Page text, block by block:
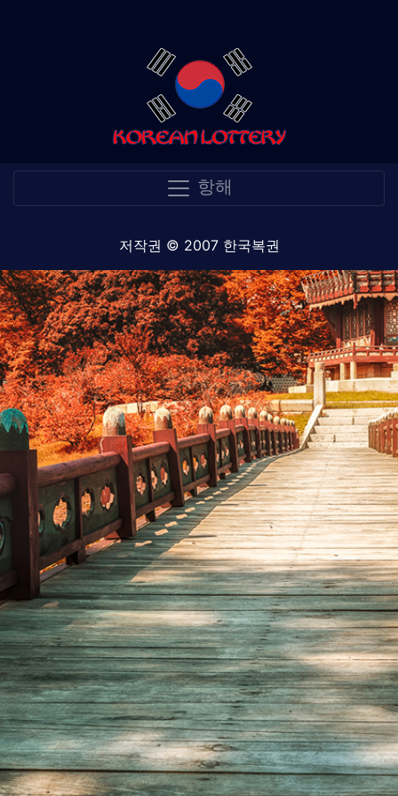
항해
저작권 © 2007 한국복권